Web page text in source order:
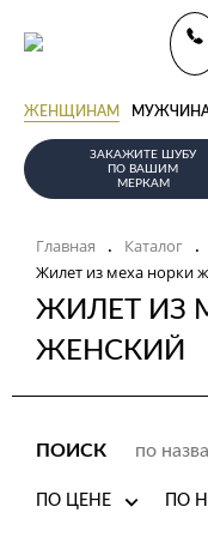
ЖЕНЩИНАМ
ЗАКАЖИТЕ ШУБУ
ПО ВАШИМ
МЕРКАМ
Главная . Каталог .
Жилет из меха норки
ЖИЛЕТ ИЗ
ЖЕНСКИЙ
ПОИСК
ПО ЦЕНЕ ПО